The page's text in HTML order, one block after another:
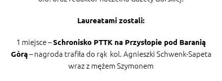
Laureatami zostali:
1 miejsce –Schronisko PTTK na Przysłopie pod Baranią
Górą– nagroda trafiła do rąk kol. Agnieszki Schwenk-Sapeta
wraz z mężem Szymonem